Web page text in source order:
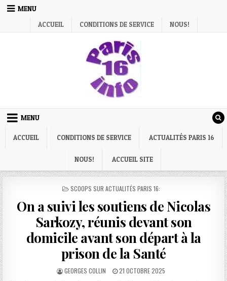
Skip
MENU
ACCUEIL
CONDITIONS DE SERVICE NOUS!
MENU
ACCUEIL CONDITIONS DE SERVICE ACTUALITÉS PARIS 16
NOUS! ACCUEIL SITE
POSTED
SCOOPS SUR ACTUALITÉS PARIS 16:
On a suivi les soutiens de Nicolas
Sarkozy, réunis devant son
domicile avant son départ à la
prison de la Santé
AUTHOR:
GEORGES COLLIN
PUBLISHED
21 OCTOBRE 2025